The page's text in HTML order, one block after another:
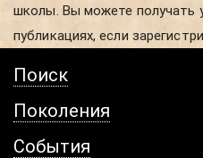
школы. Вы можете получать
публикациях, если
Поиск
Поколения
События